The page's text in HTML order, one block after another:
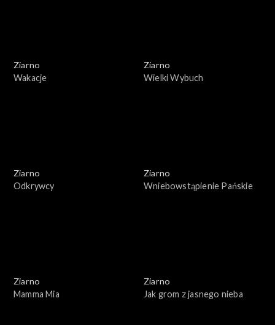
Ziarno
Wakacje
Ziarno
Wielki Wybuch
Ziarno
Odkrywcy
Ziarno
Wniebowstąpienie Pańskie
Ziarno
Mamma Mia
Ziarno
Jak grom z jasnego nieba